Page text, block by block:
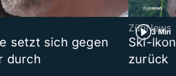
setzt sich gegen
durch
3 Min
ZüriNews
Ski-
zurück